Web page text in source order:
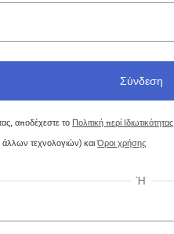
αποδέχεστε το Πολιτική περί Ιδιωτικότητας
άλλων τεχνολογιών) καιΌροι χρήσης
Ή